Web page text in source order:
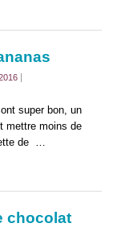
super bon, un
mettre moins de
de …
chocolat